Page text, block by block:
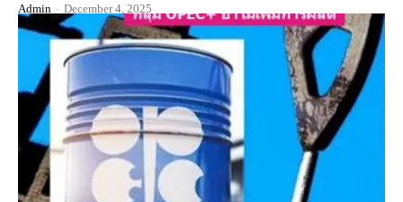
Admin - December 4, 2025